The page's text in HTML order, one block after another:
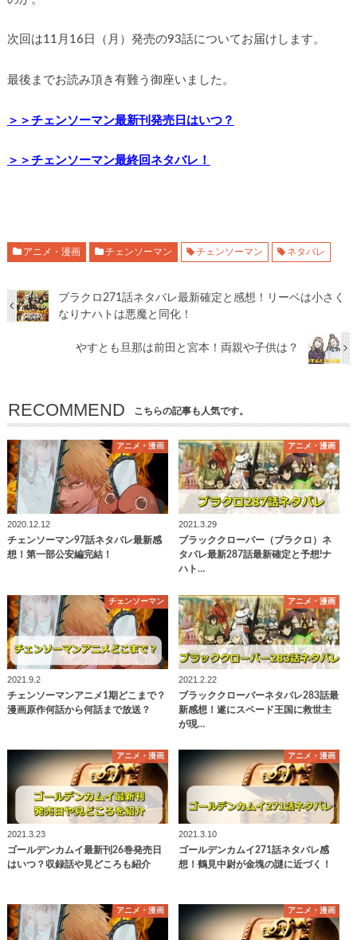
次回は11月16日（月）発売の93話についてお届けします。
最後までお読み頂き有難う御座いました。
＞＞チェンソーマン最新刊発売日はいつ？
＞＞チェンソーマン最終回ネタバレ！
アニメ・漫画 チェンソーマン チェンソーマン ネタバレ
ブラクロ271話ネタバレ最新確定と感想！リーベは小さく
なりナハトは悪魔と同化！
やすとも旦那は前田と宮本！両親や子供は？
RECOMMEND こちらの記事も人気です。
アニメ・漫画
2020.12.12
チェンソーマン97話ネタバレ最新感
想！第一部公安編完結！
アニメ・漫画
2021.3.29
ブラッククローバー（ブラクロ）ネ
タバレ最新287話最新確定と予想!ナ
ハト…
チェンソーマン
2021.9.2
チェンソーマンアニメ1期どこまで？
漫画原作何話から何話まで放送？
アニメ・漫画
2021.2.22
ブラッククローバーネタバレ283話最
新感想！遂にスペード王国に救世主
が現…
アニメ・漫画
2021.3.23
ゴールデンカムイ最新刊26巻発売日
はいつ？収録話や見どころも紹介
アニメ・漫画
2021.3.10
ゴールデンカムイ271話ネタバレ感
想！鶴見中尉が金塊の謎に近づく！
アニメ・漫画 アニメ・漫画